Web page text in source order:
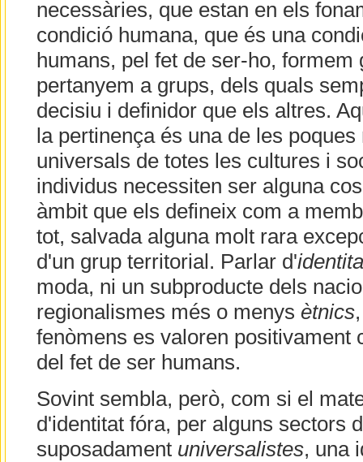
necessàries, que estan en els
condició humana, que és una
humans, pel fet de ser-ho,
pertanyem a grups, dels quals
decisiu i definidor que els altres.
la pertinença és una de les
universals de totes les cultures i
individus necessiten ser alguna
àmbit que els defineix com a
tot, salvada alguna molt rara
d'un grup territorial. Parlar d'
moda, ni un subproducte dels
regionalismes més o menys ètnics
fenòmens es valoren positivament
del fet de ser humans.
Sovint sembla, però, com si el
d'identitat fóra, per alguns sectors
suposadament universalistes, una